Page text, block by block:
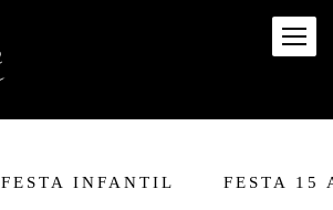
FESTA INFANTIL FESTA 15